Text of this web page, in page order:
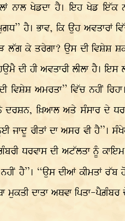
ਨਾਲ ਖੇਡਦਾ ਹੈ। ਇਹ ਖੇਡ ਇੱਕ
ਹੈ। ਭਾਵ, ਕਿ ਉਹ ਅਵਤਾਰਾਂ
ਲੱਗ ਕੇ ਤਰੇਗਾ? ਉਸ ਦੀ ਵਿਸ਼ੇਸ਼
ਹੀ ਅਵਤਾਰੀ ਲੀਲਾ ਹੈ। ਇਸ
ਅਮਰਤਾ” ਵਿੱਚ ਨਹੀਂ
ਦਰਸ਼ਨ, ਖ਼ਿਆਲ ਅਤੇ ਸੰਸਾਰ ਦੇ
ਰੀਤਾਂ ਦਾ ਅਸਰ ਵੀ ਹੈ”।
ਧਰਵਾਸ ਦੀ ਅਟੱਲਤਾ ਨੂੰ ਕਾਇਮ
ਹੈ”। “ਉਸ ਦੀਆਂ ਕੀਮਤਾਂ ਰੱਬ
ਮੁਕਤੀ ਦਾਤਾ ਅਥਵਾ ਪਿਤਾ-